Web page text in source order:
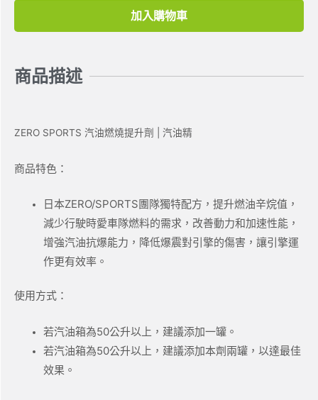
加入購物車
商品描述
ZERO SPORTS 汽油燃燒提升劑 | 汽油精
商品特色：
日本ZERO/SPORTS團隊獨特配方，提升燃油辛烷值，
減少行駛時愛車隊燃料的需求，改善動力和加速性能，
增強汽油抗爆能力，降低爆震對引擎的傷害，讓引擎運
作更有效率。
使用方式：
若汽油箱為50公升以上，建議添加一罐。
若汽油箱為50公升以上，建議添加本劑兩罐，以達最佳
效果。